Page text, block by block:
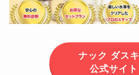
ナック ダス
公式サイト